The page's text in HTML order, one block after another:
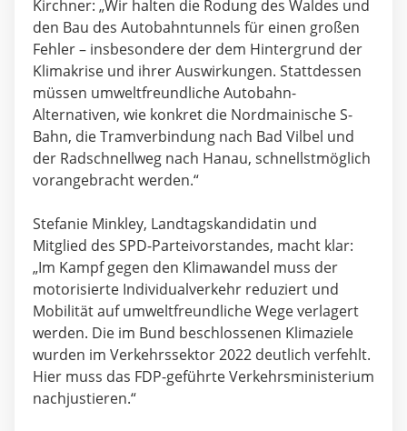
Kirchner: „Wir halten die Rodung des Waldes und
den Bau des Autobahntunnels für einen großen
Fehler – insbesondere der dem Hintergrund der
Klimakrise und ihrer Auswirkungen. Stattdessen
müssen umweltfreundliche Autobahn-
Alternativen, wie konkret die Nordmainische S-
Bahn, die Tramverbindung nach Bad Vilbel und
der Radschnellweg nach Hanau, schnellstmöglich
vorangebracht werden.“
Stefanie Minkley, Landtagskandidatin und
Mitglied des SPD-Parteivorstandes, macht klar:
„Im Kampf gegen den Klimawandel muss der
motorisierte Individualverkehr reduziert und
Mobilität auf umweltfreundliche Wege verlagert
werden. Die im Bund beschlossenen Klimaziele
wurden im Verkehrssektor 2022 deutlich verfehlt.
Hier muss das FDP-geführte Verkehrsministerium
nachjustieren.“